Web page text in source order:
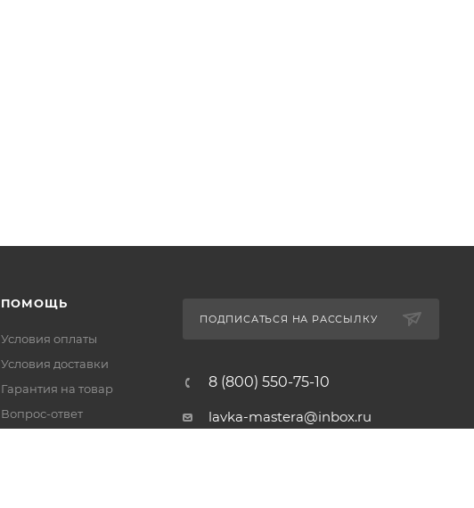
ПОМОЩЬ
Условия оплаты
Условия доставки
Гарантия на товар
Вопрос-ответ
ПОДПИСАТЬСЯ НА РАССЫЛКУ
8 (800) 550-75-10
lavka-mastera@inbox.ru